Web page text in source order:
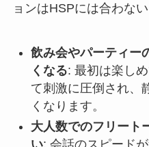
ョンはHSPには合わな
飲み会やパーティー
くなる: 最初は楽し
て刺激に圧倒され、
くなります。
大人数でのフリート